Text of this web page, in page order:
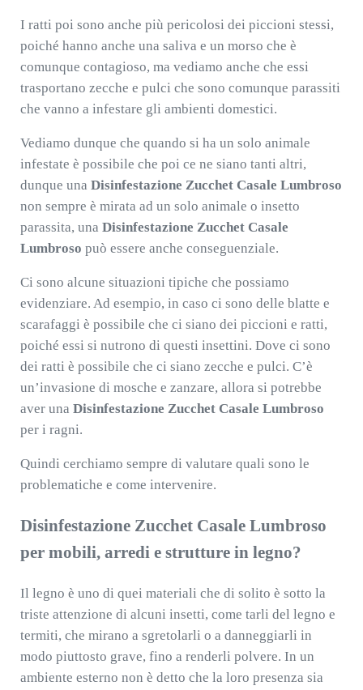
I ratti poi sono anche più pericolosi dei piccioni stessi,
poiché hanno anche una saliva e un morso che è
comunque contagioso, ma vediamo anche che essi
trasportano zecche e pulci che sono comunque parassiti
che vanno a infestare gli ambienti domestici.
Vediamo dunque che quando si ha un solo animale
infestate è possibile che poi ce ne siano tanti altri,
dunque una Disinfestazione Zucchet Casale Lumbroso
non sempre è mirata ad un solo animale o insetto
parassita, una Disinfestazione Zucchet Casale
Lumbroso può essere anche conseguenziale.
Ci sono alcune situazioni tipiche che possiamo
evidenziare. Ad esempio, in caso ci sono delle blatte e
scarafaggi è possibile che ci siano dei piccioni e ratti,
poiché essi si nutrono di questi insettini. Dove ci sono
dei ratti è possibile che ci siano zecche e pulci. C’è
un’invasione di mosche e zanzare, allora si potrebbe
aver una Disinfestazione Zucchet Casale Lumbroso
per i ragni.
Quindi cerchiamo sempre di valutare quali sono le
problematiche e come intervenire.
Disinfestazione Zucchet Casale Lumbroso
per mobili, arredi e strutture in legno?
Il legno è uno di quei materiali che di solito è sotto la
triste attenzione di alcuni insetti, come tarli del legno e
termiti, che mirano a sgretolarli o a danneggiarli in
modo piuttosto grave, fino a renderli polvere. In un
ambiente esterno non è detto che la loro presenza sia